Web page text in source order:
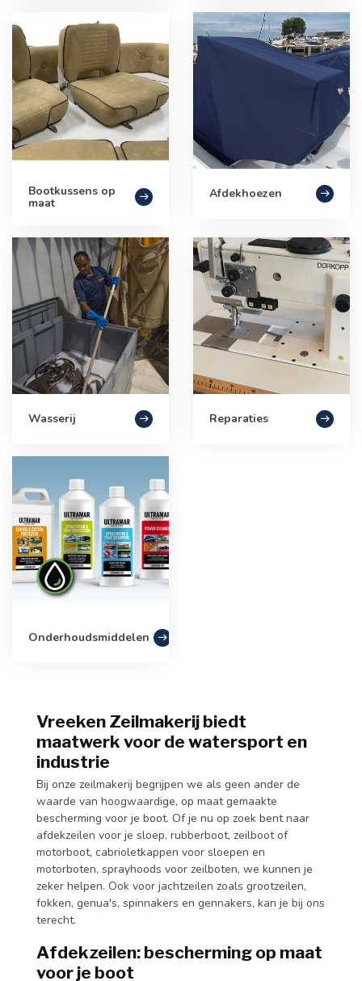
Bootkussens op
maat
Afdekhoezen
Wasserij Reparaties
Onderhoudsmiddelen
Vreeken Zeilmakerij biedt
maatwerk voor de watersport en
industrie
Bij onze zeilmakerij begrijpen we als geen ander de
waarde van hoogwaardige, op maat gemaakte
bescherming voor je boot. Of je nu op zoek bent naar
afdekzeilen voor je sloep, rubberboot, zeilboot of
motorboot, cabrioletkappen voor sloepen en
motorboten, sprayhoods voor zeilboten, we kunnen je
zeker helpen. Ook voor jachtzeilen zoals grootzeilen,
fokken, genua's, spinnakers en gennakers, kan je bij ons
terecht.
Afdekzeilen: bescherming op maat
voor je boot